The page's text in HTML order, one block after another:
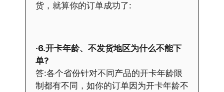
货，就算你的订单成功了:
·6.开卡年龄、不发货地区为什么不能下
单?
答:各个省份针对不同产品的开卡年龄限
制都有不同，如你的订单因为开卡年龄不